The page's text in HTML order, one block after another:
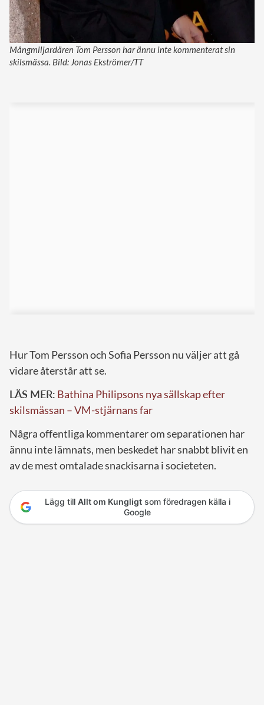
Mångmiljardären Tom Persson har ännu inte kommenterat sin
skilsmässa. Bild: Jonas Ekströmer/TT
Hur Tom Persson och Sofia Persson nu väljer att gå
vidare återstår att se.
LÄS MER: Bathina Philipsons nya sällskap efter
skilsmässan – VM-stjärnans far
Några offentliga kommentarer om separationen har
ännu inte lämnats, men beskedet har snabbt blivit en
av de mest omtalade snackisarna i societeten.
Lägg till Allt om Kungligtsom föredragen källa i
Google